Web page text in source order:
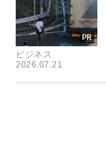
ビジネス
2026.07.21